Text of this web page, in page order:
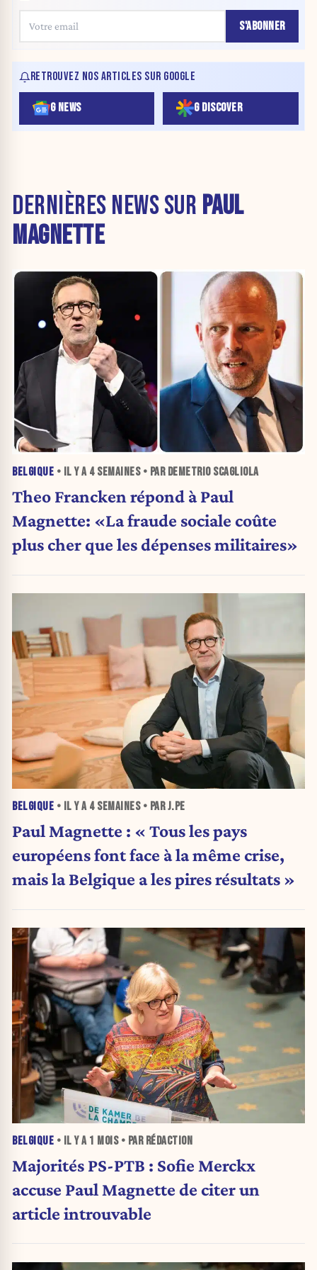
S'ABONNER
RETROUVEZ NOS ARTICLES SUR GOOGLE
G NEWS G DISCOVER
DERNIÈRES NEWS SUR PAUL
MAGNETTE
BELGIQUE • IL Y A 4 SEMAINES• PAR DEMETRIO SCAGLIOLA
Theo Francken répond à Paul
Magnette: «La fraude sociale coûte
plus cher que les dépenses militaires»
BELGIQUE • IL Y A 4 SEMAINES• PAR J.PE
Paul Magnette : « Tous les pays
européens font face à la même crise,
mais la Belgique a les pires résultats »
BELGIQUE • IL Y A 1 MOIS• PAR RÉDACTION
Majorités PS-PTB : Sofie Merckx
accuse Paul Magnette de citer un
article introuvable